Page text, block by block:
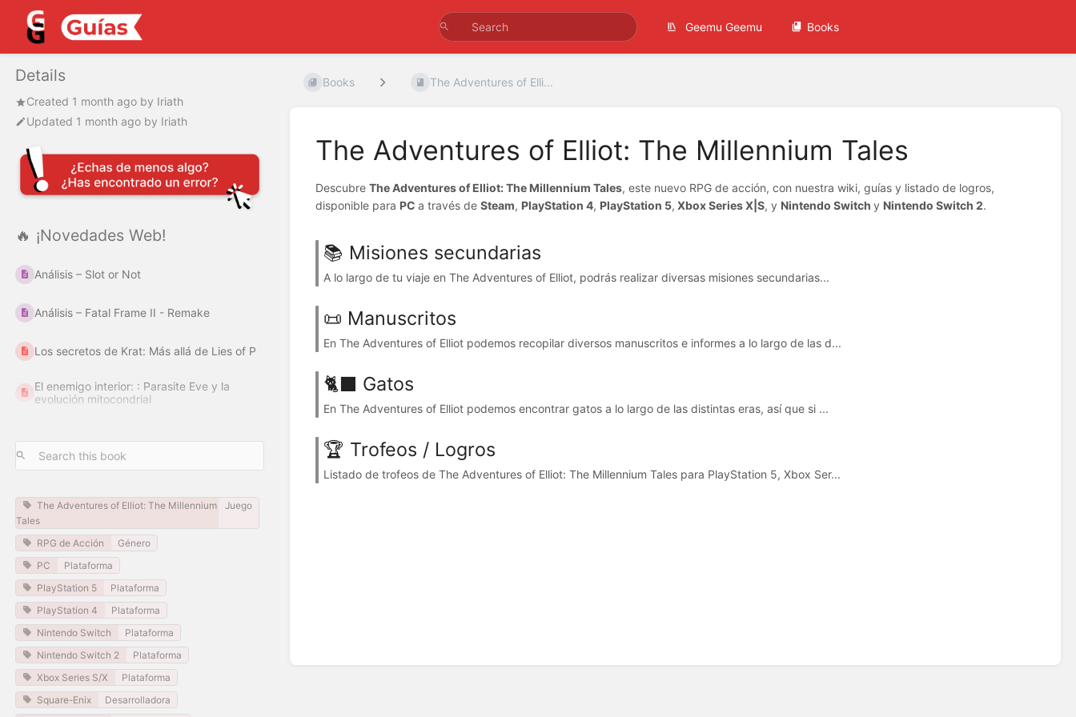
Geemu Geemu Books
Details
Created 1 month ago by Iriath
Updated 1 month ago by Iriath
🔥 ¡Novedades Web!
Análisis – Slot or Not
Análisis – Fatal Frame II - Remake
Los secretos de Krat: Más allá de Lies of P
El enemigo interior: : Parasite Eve y la
evolución mitocondrial
The Adventures of Elliot: The Millennium
Tales
Juego
RPG de Acción
Género
PC
Plataforma
PlayStation 5
Plataforma
PlayStation 4
Plataforma
Nintendo Switch
Plataforma
Nintendo Switch 2
Plataforma
Xbox Series S/X
Plataforma
Square-Enix
Desarrolladora
Books The Adventures of Elli...
The Adventures of Elliot: The Millennium Tales
Descubre The Adventures of Elliot: The Millennium Tales, este nuevo RPG de acción, con nuestra wiki, guías y listado de logros,
disponible para PC a través de Steam, PlayStation 4, PlayStation 5, Xbox Series X|S, y Nintendo Switch y Nintendo Switch 2.
📚 Misiones secundarias
A lo largo de tu viaje en The Adventures of Elliot, podrás realizar diversas misiones secundarias...
📜 Manuscritos
En The Adventures of Elliot podemos recopilar diversos manuscritos e informes a lo largo de las d...
🐈‍⬛ Gatos
En The Adventures of Elliot podemos encontrar gatos a lo largo de las distintas eras, así que si ...
🏆 Trofeos / Logros
Listado de trofeos de The Adventures of Elliot: The Millennium Tales para PlayStation 5, Xbox Ser...